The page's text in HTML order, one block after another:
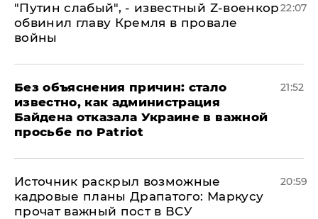
​"Путин слабый", - известный Z-военкор
обвинил главу Кремля в провале
войны
22:07
Без объяснения причин: стало
известно, как администрация
Байдена отказала Украине в важной
просьбе по Patriot
21:52
​Источник раскрыл возможные
кадровые планы Драпатого: Маркусу
прочат важный пост в ВСУ
20:59